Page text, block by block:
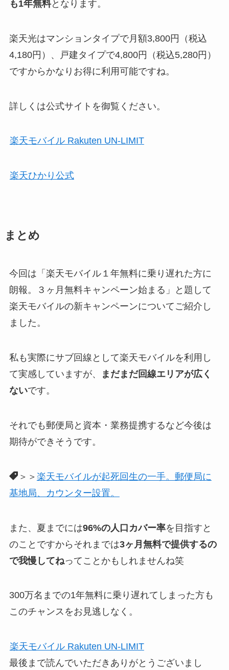
も1年無料となります。
楽天光はマンションタイプで月額3,800円（税込
4,180円）、戸建タイプで4,800円（税込5,280円）
ですからかなりお得に利用可能ですね。
詳しくは公式サイトを御覧ください。
楽天モバイル Rakuten UN-LIMIT
楽天ひかり公式
まとめ
今回は「楽天モバイル１年無料に乗り遅れた方に
朗報。３ヶ月無料キャンペーン始まる」と題して
楽天モバイルの新キャンペーンについてご紹介し
ました。
私も実際にサブ回線として楽天モバイルを利用し
て実感していますが、
まだまだ回線エリアが広く
ないです。
それでも郵便局と資本・業務提携するなど今後は
期待ができそうです。
＞＞ 楽天モバイルが起死回生の一手。郵便局に
基地局、カウンター設置。
また、夏までには96%の人口カバー率を目指すと
のことですからそれまでは3ヶ月無料で提供するの
で我慢してねってことかもしれませんね笑
300万名までの1年無料に乗り遅れてしまった方も
このチャンスをお見逃しなく。
楽天モバイル Rakuten UN-LIMIT
最後まで読んでいただきありがとうございまし